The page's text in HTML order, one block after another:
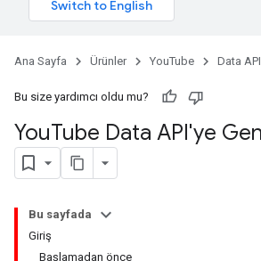
Ana Sayfa Ürünler YouTube Data API
Bu size yardımcı oldu mu?
YouTube Data API'ye
Bu sayfada
Giriş
Başlamadan önce